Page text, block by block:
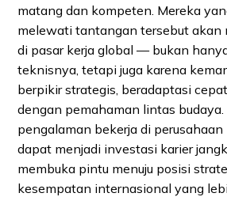
matang dan kompeten. Mereka
melewati tantangan tersebut akan
di pasar kerja global — bukan
teknisnya, tetapi juga karena
berpikir strategis, beradaptasi
dengan pemahaman lintas
pengalaman bekerja di
dapat menjadi investasi karier
membuka pintu menuju posisi
kesempatan internasional yang